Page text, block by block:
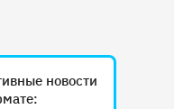
новости